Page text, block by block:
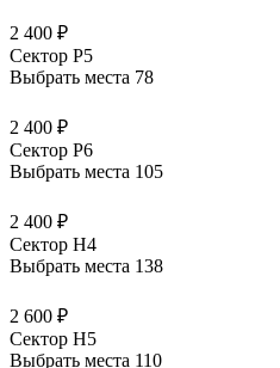
2 400 ₽
Сектор P5
Выбрать места 78
2 400 ₽
Сектор P6
Выбрать места 105
2 400 ₽
Сектор H4
Выбрать места 138
2 600 ₽
Сектор H5
Выбрать места 110